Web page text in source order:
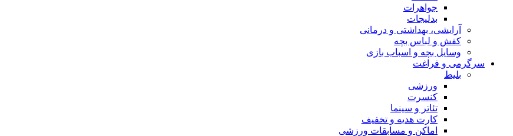
جواهرات
بدلیجات
آرایشی، بهداشتی و درمانی
کفش و لباس بچه
وسایل بچه و اسباب بازی
سرگرمی و فراغت
بلیط
ورزشی
کنسرت
تئاتر و سینما
کارت هدیه و تخفیف
اماکن و مسابقات ورزشی